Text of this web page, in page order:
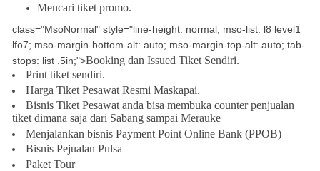
Mencari tiket promo.
class="MsoNormal" style="line-height: normal; mso-list: l8 level1
lfo7; mso-margin-bottom-alt: auto; mso-margin-top-alt: auto; tab-
stops: list .5in;">Booking dan Issued Tiket Sendiri.
Print tiket sendiri.
Harga Tiket Pesawat Resmi Maskapai.
Bisnis Tiket Pesawat anda bisa membuka counter penjualan
tiket dimana saja dari Sabang sampai Merauke
Menjalankan bisnis Payment Point Online Bank (PPOB)
Bisnis Pejualan Pulsa
Paket Tour